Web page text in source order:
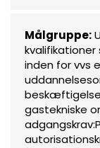
Målgruppe:
kvalifikationer
inden for
gastekniske